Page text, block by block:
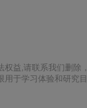
益,请联系我们删除，
用于学习体验和研究目